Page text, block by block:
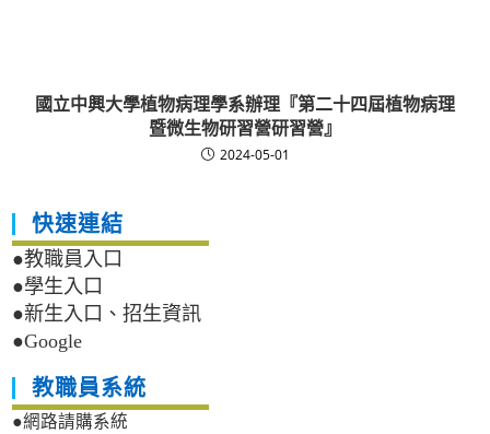
國立中興大學植物病理學系辦理『第二十四屆植物病理
暨微生物研習營研習營』
2024-05-01
快速連結
●教職員入口
●學生入口
●新生入口、招生資訊
●Google
教職員系統
●網路請購系統